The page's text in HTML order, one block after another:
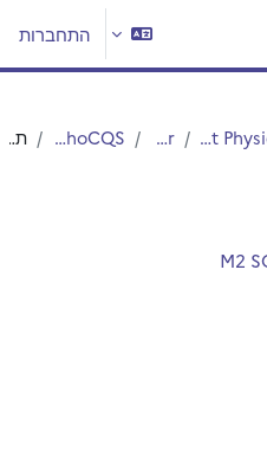
התחברות
Département Physique
Master
Master 2 PhoCQS תקציר
M2